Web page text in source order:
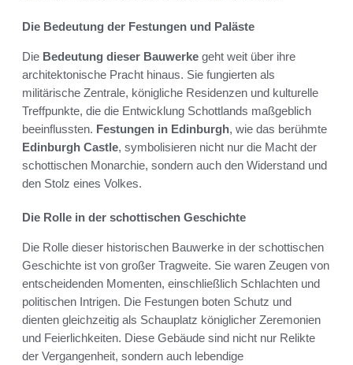
Die Bedeutung der Festungen und Paläste
Die Bedeutung dieser Bauwerke geht weit über ihre
architektonische Pracht hinaus. Sie fungierten als
militärische Zentrale, königliche Residenzen und kulturelle
Treffpunkte, die die Entwicklung Schottlands maßgeblich
beeinflussten. Festungen in Edinburgh, wie das berühmte
Edinburgh Castle, symbolisieren nicht nur die Macht der
schottischen Monarchie, sondern auch den Widerstand und
den Stolz eines Volkes.
Die Rolle in der schottischen Geschichte
Die Rolle dieser historischen Bauwerke in der schottischen
Geschichte ist von großer Tragweite. Sie waren Zeugen von
entscheidenden Momenten, einschließlich Schlachten und
politischen Intrigen. Die Festungen boten Schutz und
dienten gleichzeitig als Schauplatz königlicher Zeremonien
und Feierlichkeiten. Diese Gebäude sind nicht nur Relikte
der Vergangenheit, sondern auch lebendige